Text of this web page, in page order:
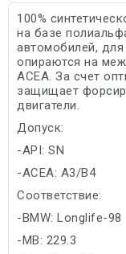
100%
на базе
автомобилей,
опираются на
ACEA. За счет
защищает
двигатели.
Допуск:
-API: SN
-ACEA: A3/B4
Соответствие:
-BMW: Longlife-98
-MB: 229.3